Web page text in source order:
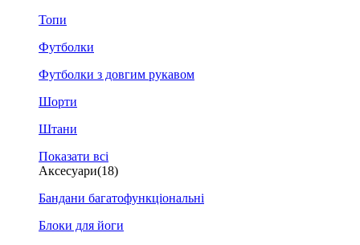
Топи
Футболки
Футболки з довгим рукавом
Шорти
Штани
Показати всі
Аксесуари(18)
Бандани багатофункціональні
Блоки для йоги